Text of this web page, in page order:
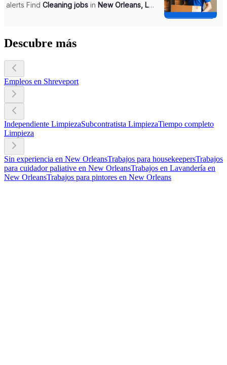
Descubre más
Empleos en Shreveport
Independiente LimpiezaSubcontratista LimpiezaTiempo completo
Limpieza
Sin experiencia en New OrleansTrabajos para housekeepersTrabajos
para cuidador paliative en New OrleansTrabajos en Lavandería en
New OrleansTrabajos para pintores en New Orleans